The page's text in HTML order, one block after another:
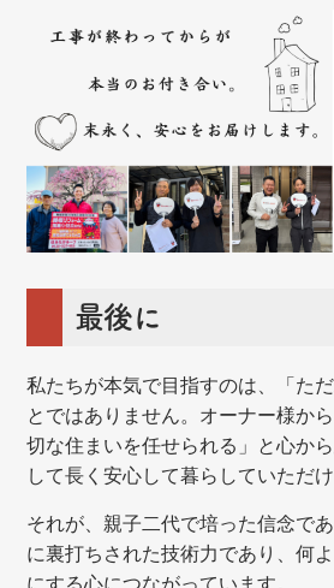
最後に
私たちが本気で目指すのは、「た
とではありません。オーナー様か
切な住まいを任せられる」と心か
して長く安心して暮らしていただけ
それが、親子二代で培った信念で
に裏打ちされた技術力であり、何
にする心につながっています。